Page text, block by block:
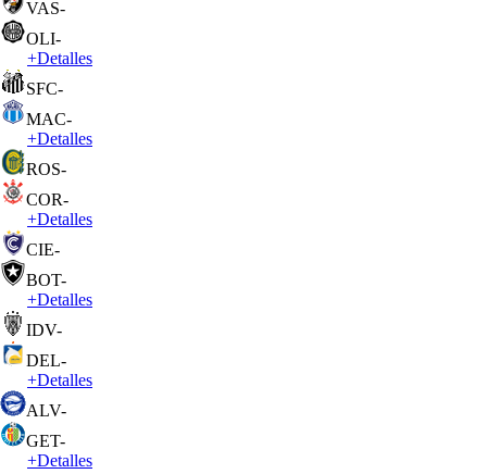
VAS-
OLI-
+Detalles
SFC-
MAC-
+Detalles
ROS-
COR-
+Detalles
CIE-
BOT-
+Detalles
IDV-
DEL-
+Detalles
ALV-
GET-
+Detalles